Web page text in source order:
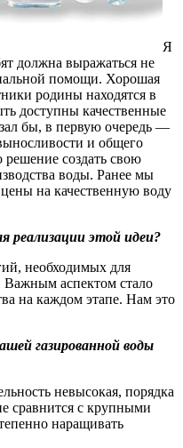
Я
должна выражаться не
помощи. Хорошая
родины находятся в
доступны качественные
бы, в первую очередь —
и общего
создать свою
воды. Ранее мы
на качественную воду
реализации этой идеи?
необходимых для
Важным аспектом стало
на каждом этапе. Нам это
газированной воды
невысокая, порядка
сравнится с крупными
наращивать